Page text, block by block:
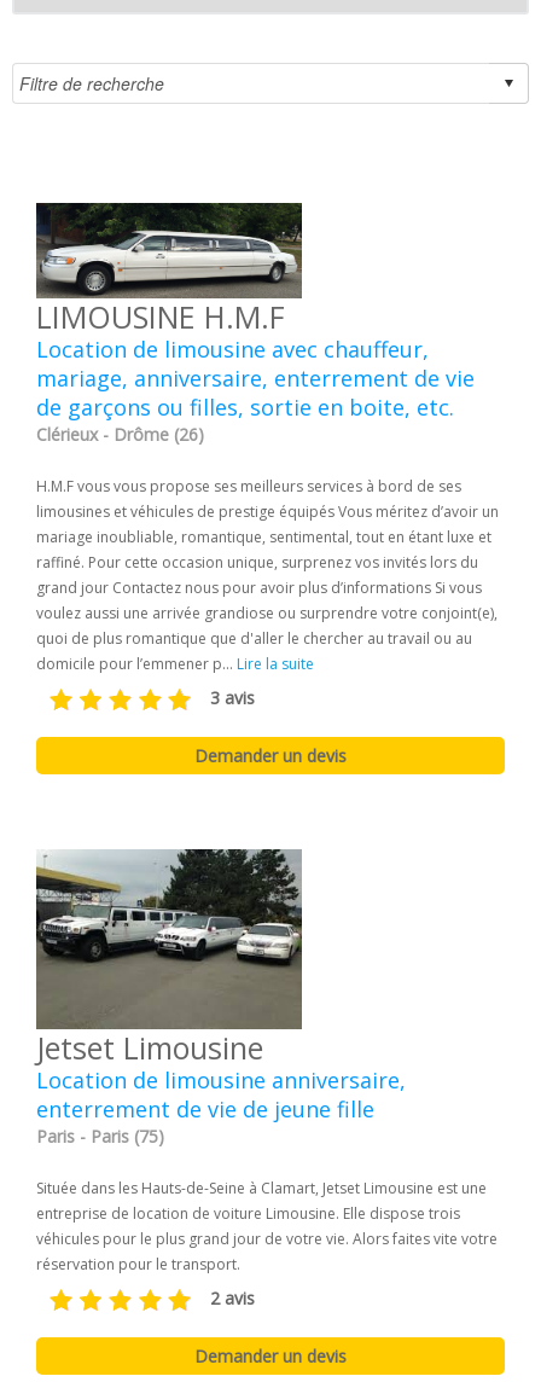
LIMOUSINE H.M.F
Location de limousine avec chauffeur,
mariage, anniversaire, enterrement de vie
de garçons ou filles, sortie en boite, etc.
Clérieux - Drôme (26)
H.M.F vous vous propose ses meilleurs services à bord de ses
limousines et véhicules de prestige équipés Vous méritez d’avoir un
mariage inoubliable, romantique, sentimental, tout en étant luxe et
raffiné. Pour cette occasion unique, surprenez vos invités lors du
grand jour Contactez nous pour avoir plus d’informations Si vous
voulez aussi une arrivée grandiose ou surprendre votre conjoint(e),
quoi de plus romantique que d'aller le chercher au travail ou au
domicile pour l’emmener p... Lire la suite
3 avis
Jetset Limousine
Location de limousine anniversaire,
enterrement de vie de jeune fille
Paris - Paris (75)
Située dans les Hauts-de-Seine à Clamart, Jetset Limousine est une
entreprise de location de voiture Limousine. Elle dispose trois
véhicules pour le plus grand jour de votre vie. Alors faites vite votre
réservation pour le transport.
2 avis